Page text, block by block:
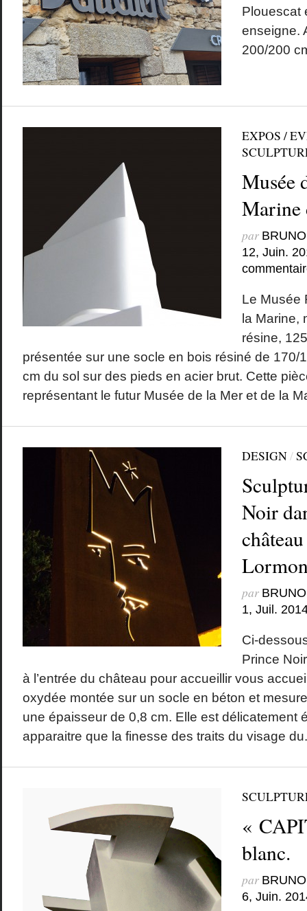
Plouescat
enseigne.
200/200
EXPOS /
Musée
Marine
par
12, Juin.
Le Musée
la Marine,
résine,
présentée sur une socle en bois résiné de 170/
cm du sol sur des pieds en acier brut. Cette
représentant le futur Musée de la Mer et de la
DESIGN/
Noir
par
1, Juil.
Ci-
Prince
à l’entrée du château pour accueillir vous
oxydée montée sur un socle en béton et
une épaisseur de 0,8 cm. Elle est délicatement
apparaitre que la finesse des traits du visage
«
blanc.
par
6, Juin.